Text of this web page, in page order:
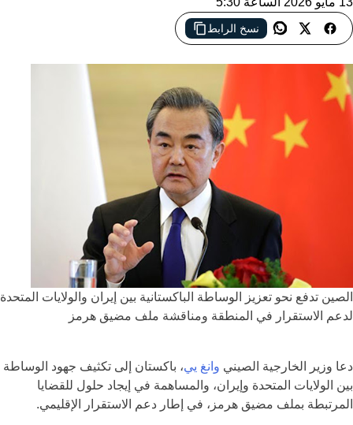
نسخ الرابط
الصين تدفع نحو تعزيز الوساطة الباكستانية بين إيران والولايات المتحدة
لدعم الاستقرار في المنطقة ومناقشة ملف مضيق هرمز
دعا وزير الخارجية الصيني وانغ يي، باكستان إلى تكثيف جهود الوساطة
بين الولايات المتحدة وإيران، والمساهمة في إيجاد حلول للقضايا
المرتبطة بملف مضيق هرمز، في إطار دعم الاستقرار الإقليمي.